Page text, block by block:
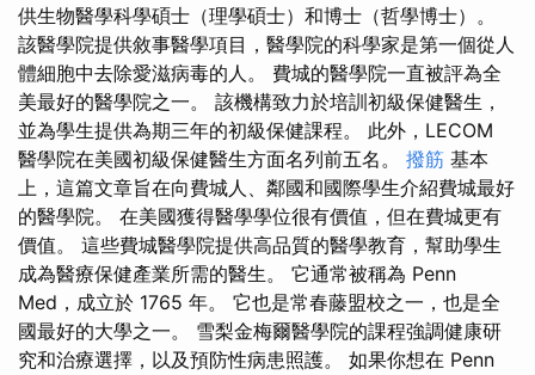
供生物醫學科學碩士（理學碩士）和博士（哲學博士）。
該醫學院提供敘事醫學項目，醫學院的科學家是第一個從人
體細胞中去除愛滋病毒的人。 費城的醫學院一直被評為全
美最好的醫學院之一。 該機構致力於培訓初級保健醫生，
並為學生提供為期三年的初級保健課程。 此外，LECOM
醫學院在美國初級保健醫生方面名列前五名。 撥筋 基本
上，這篇文章旨在向費城人、鄰國和國際學生介紹費城最好
的醫學院。 在美國獲得醫學學位很有價值，但在費城更有
價值。 這些費城醫學院提供高品質的醫學教育，幫助學生
成為醫療保健產業所需的醫生。 它通常被稱為 Penn
Med，成立於 1765 年。 它也是常春藤盟校之一，也是全
國最好的大學之一。 雪梨金梅爾醫學院的課程強調健康研
究和治療選擇，以及預防性病患照護。 如果你想在 Penn